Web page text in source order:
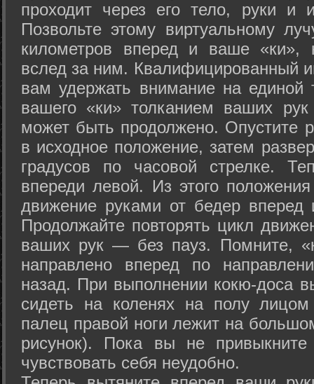
проходит через его тело, руки и
Позвольте этому виртуальному
километров вперед и ваше «ки»,
вслед за ним. Квалифицированный
вам удержать внимание на единой
вашего «ки» толканием ваших
может быть продолжено. Опустите
в исходное положение, затем
градусов по часовой стрелке.
впереди левой. Из этого
движение руками от бедер вперед
Продолжайте повторять цикл
ваших рук — без пауз. Помните,
направлено вперед по
назад. При выполнении кокю-доса
сидеть на коленях на полу
палец правой ноги лежит на
рисунок). Пока вы не
чувствовать себя неудобно.